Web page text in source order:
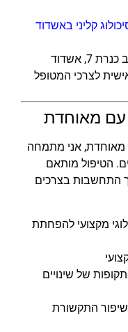
קליני באשדוד
אשדוד
לצרכי המטופל
מאוחדת
מאוחדת, אני מתמחה
הטיפול מותאם
התחשבות בצרכים
מקצועי להפחתת
של שינויים
התקשורת